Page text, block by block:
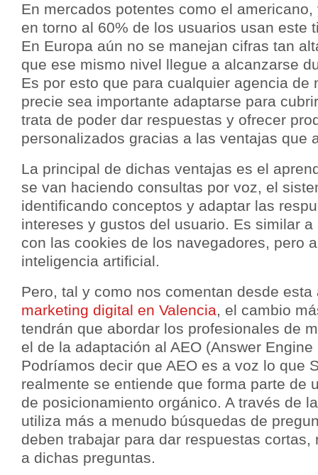
En mercados potentes como el
en torno al 60% de los usuarios usan este
En Europa aún no se manejan cifras tan
que ese mismo nivel llegue a alcanzarse
Es por esto que para cualquier agencia de
precie sea importante adaptarse para
trata de poder dar respuestas y ofrecer
personalizados gracias a las ventajas que
La principal de dichas ventajas es el
se van haciendo consultas por voz, el
identificando conceptos y adaptar las
intereses y gustos del usuario. Es similar
con las cookies de los navegadores, pero
inteligencia artificial.
Pero, tal y como nos comentan desde esta
marketing digital en Valencia, el cambio
tendrán que abordar los profesionales de
el de la adaptación al AEO (Answer
Podríamos decir que AEO es a voz lo que
realmente se entiende que forma parte de
de posicionamiento orgánico. A través de
utiliza más a menudo búsquedas de
deben trabajar para dar respuestas cortas,
a dichas preguntas.